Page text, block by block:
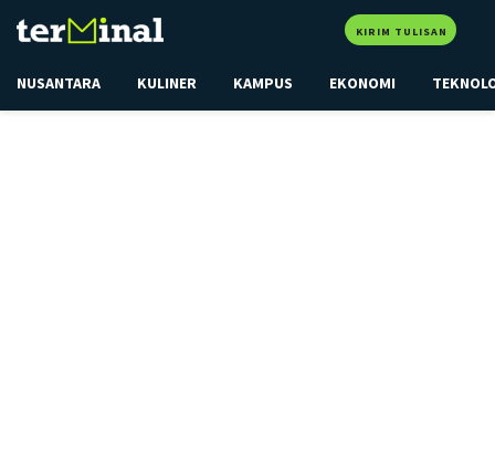
KIRIM TULISAN
NUSANTARA KULINER KAMPUS EKONOMI